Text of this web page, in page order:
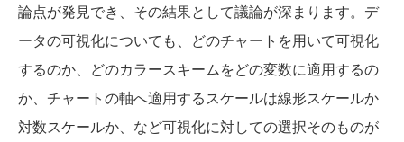
論点が発見でき、その結果として議論が深まります。デ
ータの可視化についても、どのチャートを用いて可視化
するのか、どのカラースキームをどの変数に適用するの
か、チャートの軸へ適用するスケールは線形スケールか
対数スケールか、など可視化に対しての選択そのものが